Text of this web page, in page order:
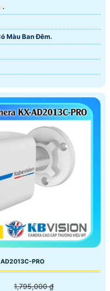
.
Màu Ban Ðêm.
PRO
1,795,000 ₫